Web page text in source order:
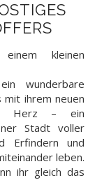
kleinen
wunderbare
mit ihrem neuen
Herz – ein
Stadt voller
Erfindern und
leben.
ihr gleich das